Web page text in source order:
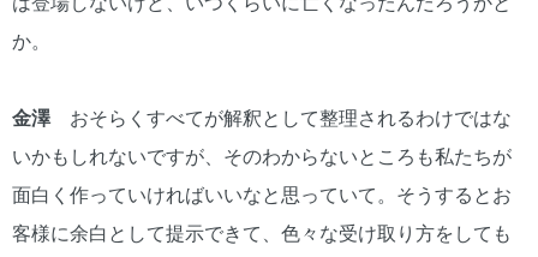
か。
金澤 おそらくすべてが解釈として整理されるわけではな
いかもしれないですが、そのわからないところも私たちが
面白く作っていければいいなと思っていて。そうするとお
客様に余白として提示できて、色々な受け取り方をしても